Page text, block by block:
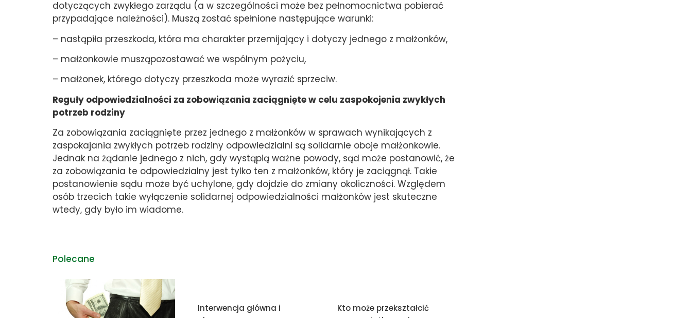
dotyczących zwykłego zarządu (a w szczególności może bez pełnomocnictwa pobierać
przypadające należności). Muszą zostać spełnione następujące warunki:
– nastąpiła przeszkoda, która ma charakter przemijający i dotyczy jednego z małżonków,
– małżonkowie musząpozostawać we wspólnym pożyciu,
– małżonek, którego dotyczy przeszkoda może wyrazić sprzeciw.
Reguły odpowiedzialności za zobowiązania zaciągnięte w celu zaspokojenia zwykłych
potrzeb rodziny
Za zobowiązania zaciągnięte przez jednego z małżonków w sprawach wynikających z
zaspokajania zwykłych potrzeb rodziny odpowiedzialni są solidarnie oboje małżonkowie.
Jednak na żądanie jednego z nich, gdy wystąpią ważne powody, sąd może postanowić, że
za zobowiązania te odpowiedzialny jest tylko ten z małżonków, który je zaciągnął. Takie
postanowienie sądu może być uchylone, gdy dojdzie do zmiany okoliczności. Względem
osób trzecich takie wyłączenie solidarnej odpowiedzialności małżonków jest skuteczne
wtedy, gdy było im wiadome.
Polecane
Interwencja główna i
Kto może przekształcić